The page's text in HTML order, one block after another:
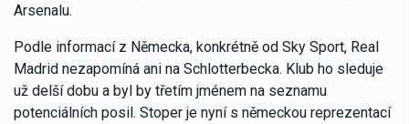
Arsenalu.
Podle informací z Německa, konkrétně od Sky Sport, Real
Madrid nezapomíná ani na Schlotterbecka. Klub ho sleduje
už delší dobu a byl by třetím jménem na seznamu
potenciálních posil. Stoper je nyní s německou reprezentací